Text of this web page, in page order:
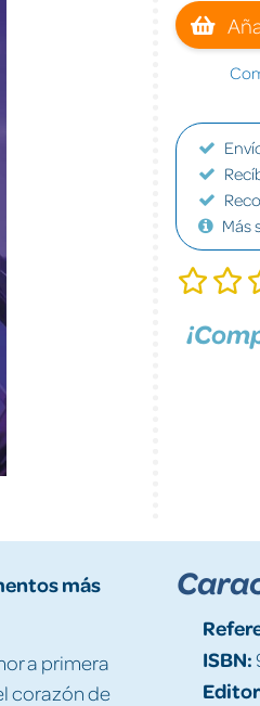
Más
más
a primera
corazón de
ISBN: